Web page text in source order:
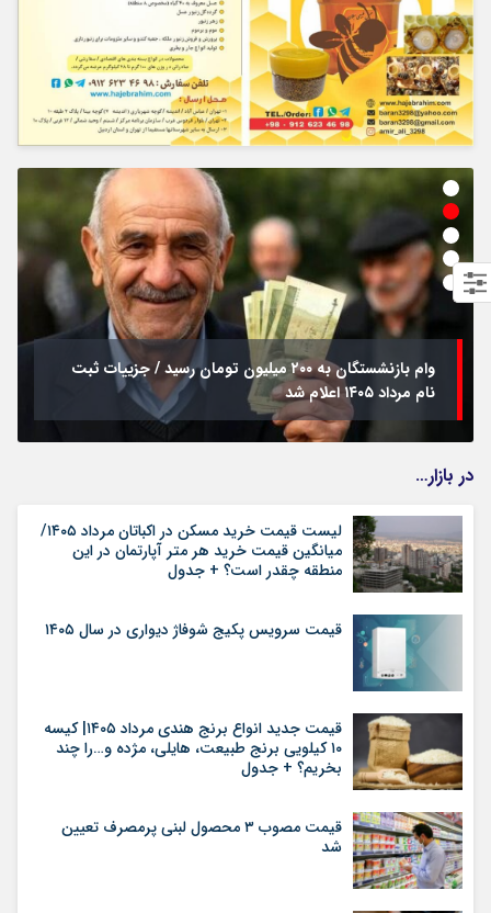
وام بازنشستگان به ۲۰۰ میلیون تومان رسید / جزییات ثبت
نام مرداد ۱۴۰۵ اعلام شد
در بازار…
لیست قیمت خرید مسکن در اکباتان مرداد ۱۴۰۵/
میانگین قیمت خرید هر متر آپارتمان در این
منطقه چقدر است؟ + جدول
قیمت سرویس پکیج شوفاژ دیواری در سال ۱۴۰۵
قیمت جدید انواع برنج هندی مرداد ۱۴۰۵| کیسه
۱۰ کیلویی برنج طبیعت، هایلی، مژده و…را چند
بخریم؟ + جدول
قیمت مصوب ۳ محصول لبنی پرمصرف تعیین
شد